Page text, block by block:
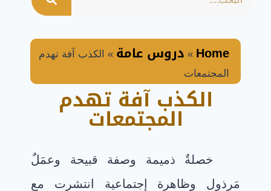
الكذب آفة تهدم
المجتمعات
Home
» دروس عامة » الكذب آفة تهدم
المجتمعات
خصلةٌ ذميمة وصفة قبيحة وعمَلٌ
مَرذول وظاهرة إجتماعية انتشرت مع